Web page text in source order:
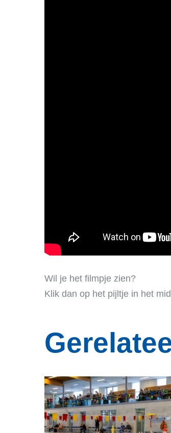
Wil je het filmpje zien?
Klik dan op het pijltje in het